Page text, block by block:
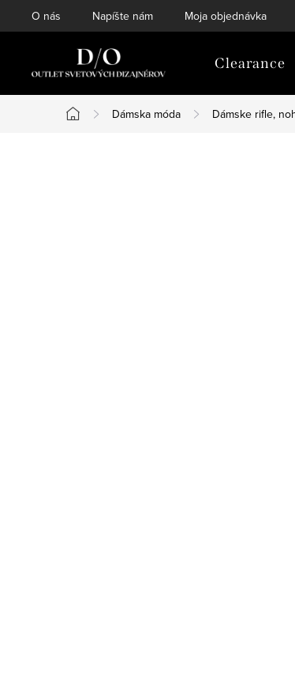
na
O nás Napíšte nám Moja objednávka
Clearance
Domov
Dámska móda Dámske rifle,